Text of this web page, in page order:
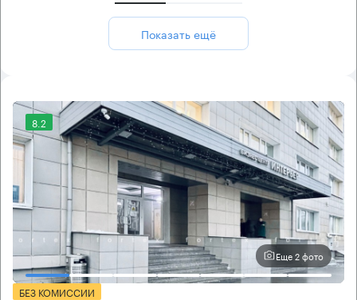
Показать ещё
8.2
Еще 2 фото
БЕЗ КОМИССИИ